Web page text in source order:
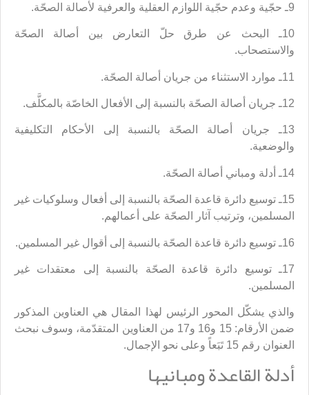
9ـ حجّية وعدم حجّية اللوازم العقلية والعرفية لأصالة الصحّة.
10ـ البحث عن طرق حلّ التعارض بين أصالة الصحّة
والاستصحاب.
11ـ موارد الاستثناء من جريان أصالة الصحّة.
12ـ جريان أصالة الصحّة بالنسبة إلى الأفعال الخاصّة بالمكلَّف.
13ـ جريان أصالة الصحّة بالنسبة إلى الأحكام التكليفية
والوضعية.
14ـ أدلة ومباني أصالة الصحّة.
15ـ توسيع دائرة قاعدة الصحّة بالنسبة إلى أفعال وسلوكيات غير
المسلمين، وترتيب آثار الصحّة على أعمالهم.
16ـ توسيع دائرة قاعدة الصحّة بالنسبة إلى أقوال غير المسلمين.
17ـ توسيع دائرة قاعدة الصحّة بالنسبة إلى معتقدات غير
المسلمين.
والذي يشكّل المحور الرئيس لهذا المقال هي العناوين المذكور
ضمن الأرقام: 15 و16 و17 من العناوين المتقدّمة، وسوف نبحث
العنوان رقم 15 تَبَعاً وعلى نحو الإجمال.
أدلة القاعدة ومبانيها